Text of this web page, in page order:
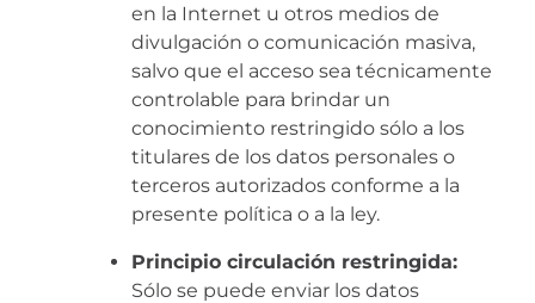
en la Internet u otros medios de
divulgación o comunicación masiva,
salvo que el acceso sea técnicamente
controlable para brindar un
conocimiento restringido sólo a los
titulares de los datos personales o
terceros autorizados conforme a la
presente política o a la ley.
Principio circulación restringida:
Sólo se puede enviar los datos